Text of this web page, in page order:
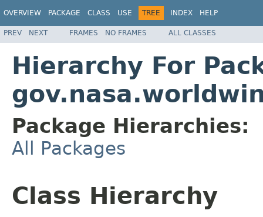
OVERVIEW PACKAGE CLASS USE TREE INDEX HELP
PREV NEXT FRAMES NO FRAMES ALL CLASSES
Hierarchy For
Package Hierarchies:
All Packages
Class Hierarchy